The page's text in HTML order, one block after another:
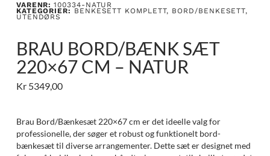
VARENR:100334-NATUR
KATEGORIER: BENKESETT KOMPLETT, BORD/BENKESETT,
UTENDØRS
BRAU BORD/BÆNK SÆT
220×67 CM – NATUR
Kr5349,00
Brau Bord/Bænkesæt 220×67 cm er det ideelle valg for
professionelle, der søger et robust og funktionelt bord-
bænkesæt til diverse arrangementer. Dette sæt er designet med